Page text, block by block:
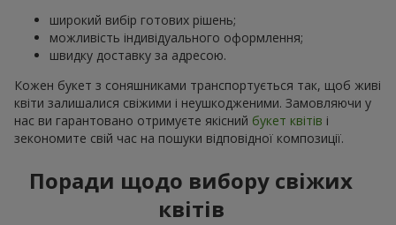
широкий вибір готових рішень;
можливість індивідуального оформлення;
швидку доставку за адресою.
Кожен букет з соняшниками транспортується так, щоб живі
квіти залишалися свіжими і неушкодженими. Замовляючи у
нас ви гарантовано отримуєте якісний букет квітів і
зекономите свій час на пошуки відповідної композиції.
Поради щодо вибору свіжих
квітів